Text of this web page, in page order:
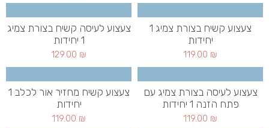
צעצוע קשיח בצורת צמיג 1
יחידות
119.00 ₪
צעצוע לעיסה קשיח בצורת צמיג
1 יחידות
129.00 ₪
צעצוע לעיסה בצורת צמיג עם
פתח הזנה 1 יחידות
119.00 ₪
צעצוע קשיח מחזיר אור לכלב 1
יחידות
119.00 ₪